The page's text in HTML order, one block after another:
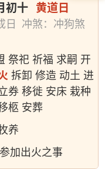
初十 黄道日
日
冲煞：冲狗煞
祭祀 祈福 求嗣 开
拆卸 修造 动土 进
券 移徙 安床 栽种
柩 安葬
养
加出火之事